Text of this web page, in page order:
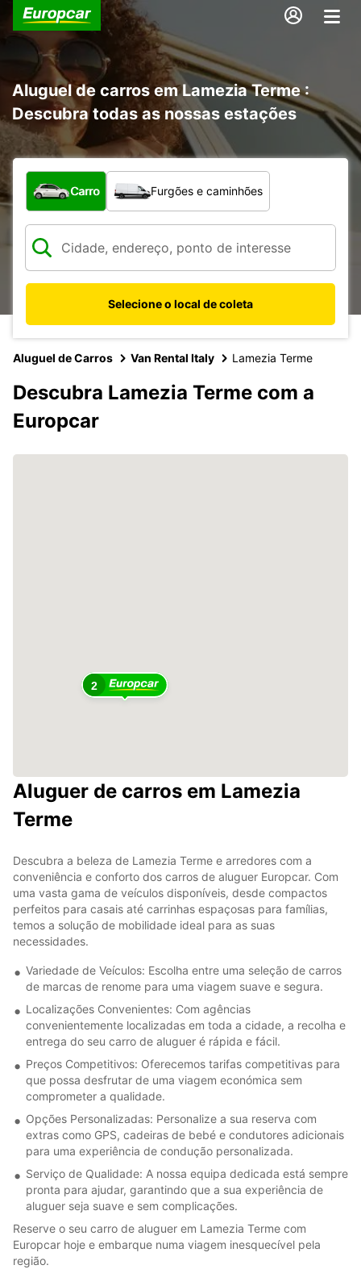
Aluguel de carros em Lamezia Terme :
Descubra todas as nossas estações
Qual tipo de veículo?
Carro Furgões e caminhões
Selecione o local de coleta
Aluguel de Carros Van Rental Italy Lamezia Terme
Descubra Lamezia Terme com a
Europcar
2
Aluguer de carros em Lamezia
Terme
Descubra a beleza de Lamezia Terme e arredores com a
conveniência e conforto dos carros de aluguer Europcar. Com
uma vasta gama de veículos disponíveis, desde compactos
perfeitos para casais até carrinhas espaçosas para famílias,
temos a solução de mobilidade ideal para as suas
necessidades.
Variedade de Veículos: Escolha entre uma seleção de carros
de marcas de renome para uma viagem suave e segura.
Localizações Convenientes: Com agências
convenientemente localizadas em toda a cidade, a recolha e
entrega do seu carro de aluguer é rápida e fácil.
Preços Competitivos: Oferecemos tarifas competitivas para
que possa desfrutar de uma viagem económica sem
comprometer a qualidade.
Opções Personalizadas: Personalize a sua reserva com
extras como GPS, cadeiras de bebé e condutores adicionais
para uma experiência de condução personalizada.
Serviço de Qualidade: A nossa equipa dedicada está sempre
pronta para ajudar, garantindo que a sua experiência de
aluguer seja suave e sem complicações.
Reserve o seu carro de aluguer em Lamezia Terme com
Europcar hoje e embarque numa viagem inesquecível pela
região.